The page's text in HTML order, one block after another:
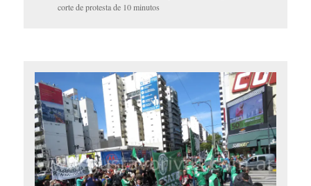
corte de protesta de 10 minutos